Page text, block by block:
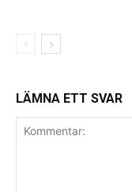
LÄMNA ETT SVAR